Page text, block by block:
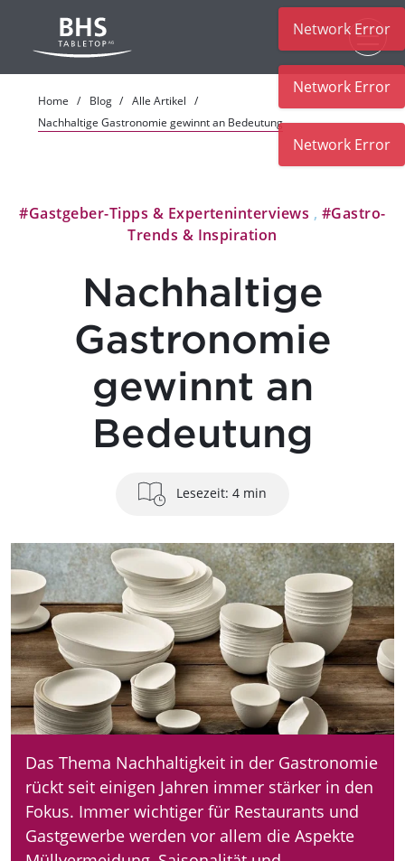
Home Blog
Alle Artikel
Nachhaltige Gastronomie gewinnt an Bedeutung
Lesezeit: 4 min
#Gastgeber-Tipps & Experteninterviews , #Gastro-
Trends & Inspiration
Nachhaltige
Gastronomie
gewinnt an
Bedeutung
Das Thema Nachhaltigkeit in der Gastronomie
rückt seit einigen Jahren immer stärker in den
Fokus. Immer wichtiger für Restaurants und
Gastgewerbe werden vor allem die Aspekte
Network Error
Network Error
Network Error